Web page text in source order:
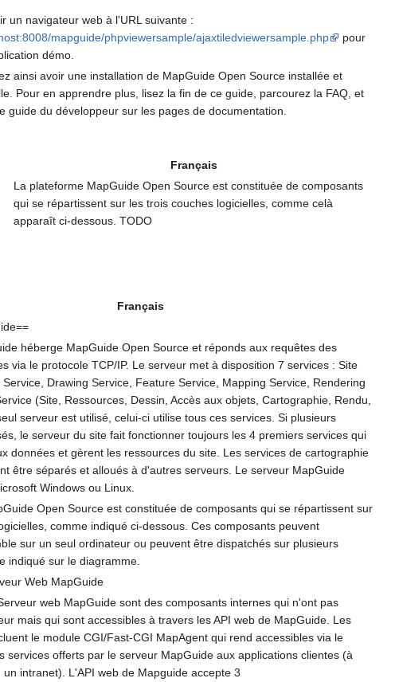
un navigateur web à l'URL suivante :
mapguide/phpviewersample/ajaxtiledviewersample.php
pour
démo.
ainsi avoir une installation de MapGuide Open Source installée et
Pour en apprendre plus, lisez la fin de ce guide, parcourez la FAQ, et
guide du développeur sur les pages de documentation.
Français
La plateforme MapGuide Open Source est constituée de composants
qui se répartissent sur les trois couches logicielles, comme celà
apparaît ci-dessous. TODO
Français
héberge MapGuide Open Source et réponds aux requêtes des
via le protocole TCP/IP. Le serveur met à disposition 7 services : Site
Drawing Service, Feature Service, Mapping Service, Rendering
(Site, Ressources, Dessin, Accès aux objets, Cartographie, Rendu,
serveur est utilisé, celui-ci utilise tous ces services. Si plusieurs
le serveur du site fait fonctionner toujours les 4 premiers services qui
données et gèrent les ressources du site. Les services de cartographie
être séparés et alloués à d'autres serveurs. Le serveur MapGuide
Windows ou Linux.
Open Source est constituée de composants qui se répartissent sur
comme indiqué ci-dessous. Ces composants peuvent
sur un seul ordinateur ou peuvent être dispatchés sur plusieurs
indiqué sur le diagramme.
Web MapGuide
web MapGuide sont des composants internes qui n'ont pas
mais qui sont accessibles à travers les API web de MapGuide. Les
le module CGI/Fast-CGI MapAgent qui rend accessibles via le
services offerts par le serveur MapGuide aux applications clientes (à
intranet). L'API web de Mapguide accepte 3